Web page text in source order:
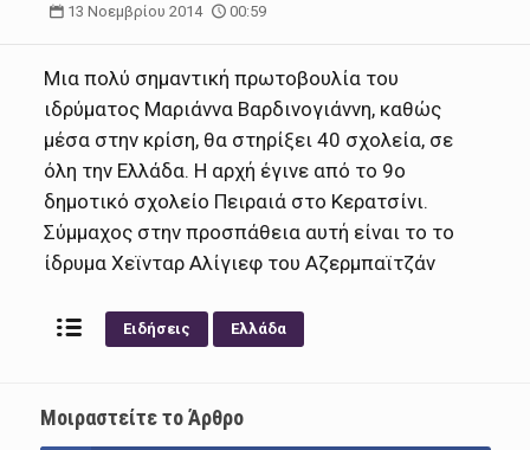
13 Νοεμβρίου 2014 00:59
Μια πολύ σημαντική πρωτοβουλία του
ιδρύματος Μαριάννα Βαρδινογιάννη, καθώς
μέσα στην κρίση, θα στηρίξει 40 σχολεία, σε
όλη την Ελλάδα. Η αρχή έγινε από το 9ο
δημοτικό σχολείο Πειραιά στο Κερατσίνι.
Σύμμαχος στην προσπάθεια αυτή είναι το το
ίδρυμα Χεϊνταρ Αλίγιεφ του Αζερμπαϊτζάν
Ειδήσεις Ελλάδα
Μοιραστείτε το Άρθρο